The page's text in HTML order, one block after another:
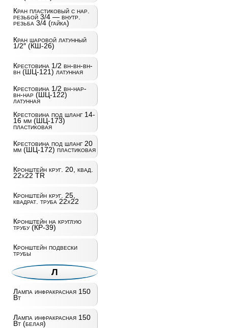
Кран пластиковый с нар.
резьбой 3/4 — внутр.
резьба 3/4 (гайка)
Кран шаровой латунный
1/2″ (КШ-26)
Крестовина 1/2 вн-вн-вн-
вн (ШЦ-121) латунная
Крестовина 1/2 вн-нар-
вн-нар (ШЦ-122)
латунная
Крестовина под шланг 14-
16 мм (ШЦ-173)
пластиковая
Крестовина под шланг 20
мм (ШЦ-172) пластиковая
Кронштейн круг. 20, квад.
22х22 TR
Кронштейн круг. 25,
квадрат. труба 22х22
Кронштейн на круглую
трубу (КР-39)
Кронштейн подвески
трубы
Л
Лампа инфракрасная 150
Вт
Лампа инфракрасная 150
Вт (белая)